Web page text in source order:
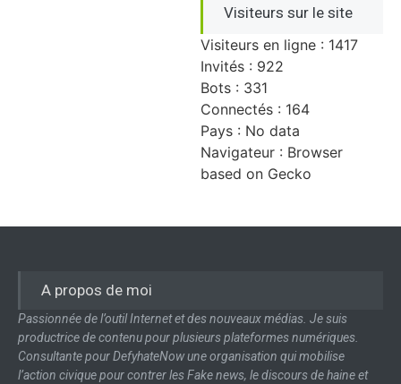
Visiteurs sur le site
Visiteurs en ligne : 1417
Invités : 922
Bots : 331
Connectés : 164
Pays : No data
Navigateur : Browser
based on Gecko
A propos de moi
Passionnée de l’outil Internet et des nouveaux médias. Je suis
productrice de contenu pour plusieurs plateformes numériques.
Consultante pour DefyhateNow une organisation qui mobilise
l’action civique pour contrer les Fake news, le discours de haine et